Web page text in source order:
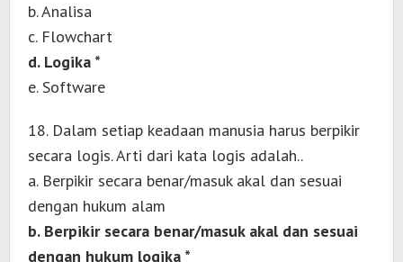
b. Analisa
c. Flowchart
d. Logika *
e. Software
18. Dalam setiap keadaan manusia harus berpikir
secara logis. Arti dari kata logis adalah..
a. Berpikir secara benar/masuk akal dan sesuai
dengan hukum alam
b. Berpikir secara benar/masuk akal dan sesuai
dengan hukum logika *